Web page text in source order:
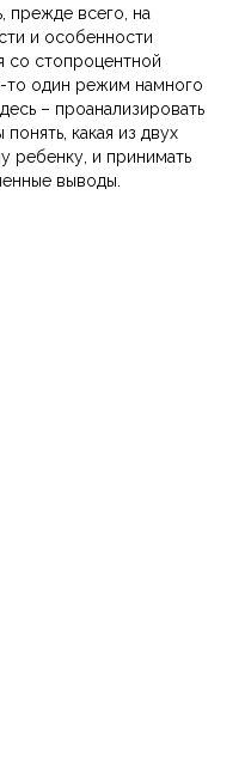
прежде всего, на
и особенности
со стопроцентной
то один режим намного
– проанализировать
какая из двух
ребенку, и принимать
выводы.